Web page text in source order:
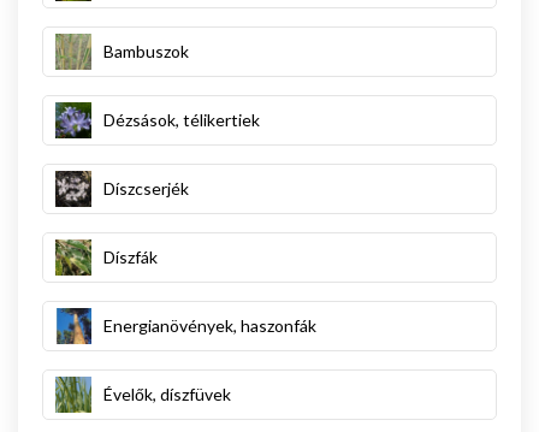
Bambuszok
Dézsások, télikertiek
Díszcserjék
Díszfák
Energianövények, haszonfák
Évelők, díszfüvek